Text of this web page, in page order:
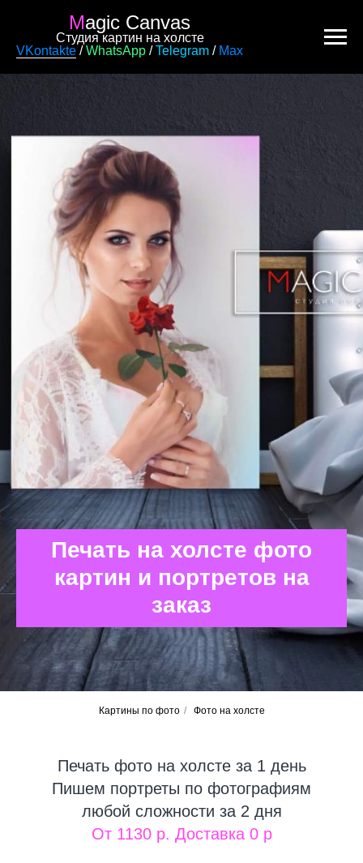
Magic Canvas
Студия картин на холсте
VKontakte /WhatsApp / Telegram / Max
Печать на холсте фото
картин и портретов на
заказ
Картины по фото / Фото на холсте
Печать фото на холсте за 1 день
Пишем портреты по фотографиям
любой сложности за 2 дня
От 1130 р. Доставка 0 р